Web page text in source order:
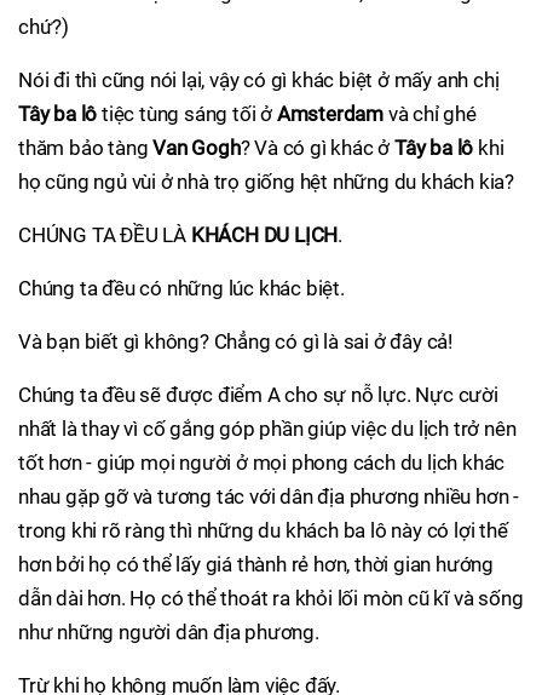
chứ?)
Nói đi thì cũng nói lại, vậy có gì khác biệt ở mấy anh chị
Tây ba lô tiệc tùng sáng tối ở Amsterdam và chỉ ghé
thăm bảo tàngVan Gogh? Và có gì khác ởTây ba lô khi
họ cũng ngủ vùi ở nhà trọ giống hệt những du khách kia?
CHÚNG TA ĐỀU LÀ KHÁCH DU LỊCH.
Chúng ta đều có những lúc khác biệt.
Và bạn biết gì không? Chẳng có gì là sai ở đây cả!
Chúng ta đều sẽ được điểm A cho sự nỗ lực. Nực cười
nhất là thay vì cố gắng góp phần giúp việc du lịch trở nên
tốt hơn - giúp mọi người ở mọi phong cách du lịch khác
nhau gặp gỡ và tương tác với dân địa phương nhiều hơn -
trong khi rõ ràng thì những du khách ba lô này có lợi thế
hơn bởi họ có thể lấy giá thành rẻ hơn, thời gian hướng
dẫn dài hơn. Họ có thể thoát ra khỏi lối mòn cũ kĩ và sống
như những người dân địa phương.
Trừ khi họ không muốn làm việc đấy.